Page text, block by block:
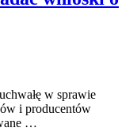
w sprawie
i producentów
…